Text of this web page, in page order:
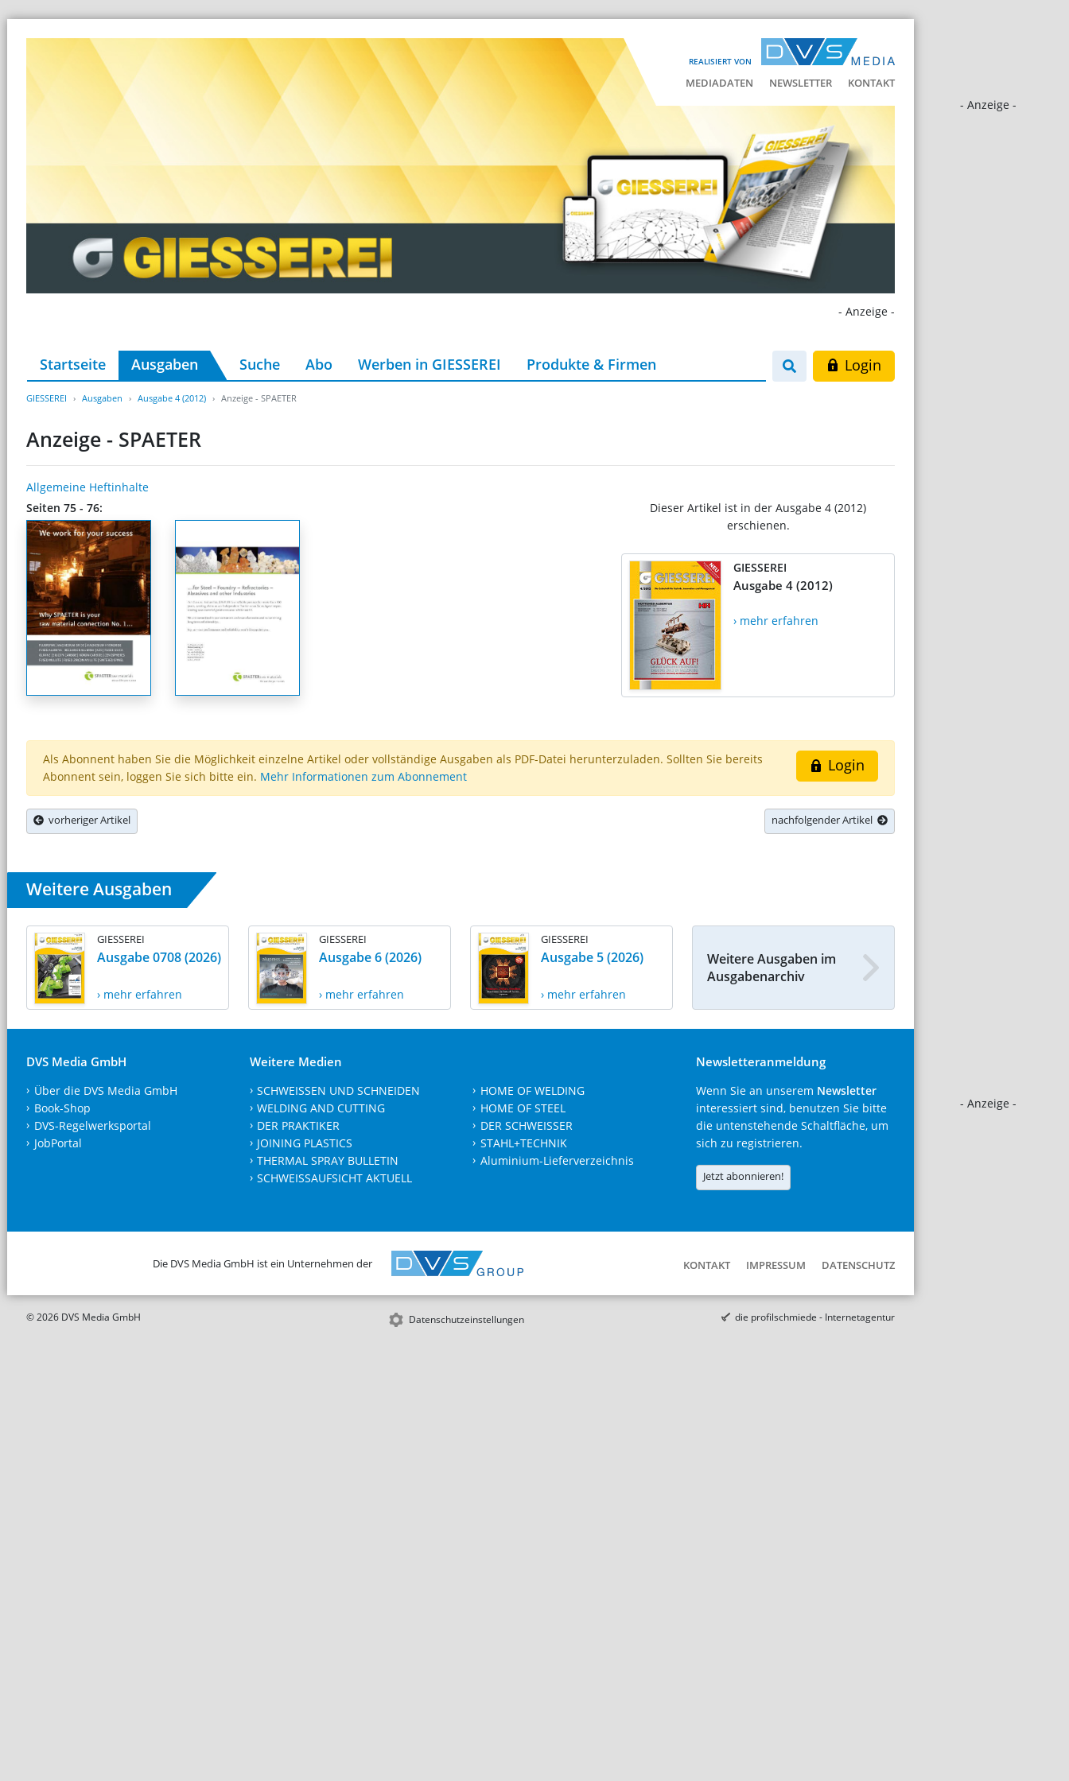
REALISIERT VON
MEDIADATEN NEWSLETTER KONTAKT
- Anzeige -
- Anzeige -
- Anzeige -
Startseite Ausgaben Suche Abo Werben in GIESSEREI Produkte & Firmen Login
GIESSEREI Ausgaben Ausgabe 4 (2012) Anzeige - SPAETER
Anzeige - SPAETER
Allgemeine Heftinhalte
Seiten 75 - 76:
Dieser Artikel ist in der Ausgabe 4 (2012)
erschienen.
GIESSEREI
Ausgabe 4 (2012)
› mehr erfahren
Login
Als Abonnent haben Sie die Möglichkeit einzelne Artikel oder vollständige Ausgaben als PDF-Datei herunterzuladen. Sollten Sie bereits
Abonnent sein, loggen Sie sich bitte ein. Mehr Informationen zum Abonnement
vorheriger Artikel nachfolgender Artikel
Weitere Ausgaben
GIESSEREI
Ausgabe 0708 (2026)
› mehr erfahren
GIESSEREI
Ausgabe 6 (2026)
› mehr erfahren
GIESSEREI
Ausgabe 5 (2026)
› mehr erfahren
Weitere Ausgaben im
Ausgabenarchiv
DVS Media GmbH
Über die DVS Media GmbH
Book-Shop
DVS-Regelwerksportal
JobPortal
Weitere Medien
SCHWEISSEN UND SCHNEIDEN
WELDING AND CUTTING
DER PRAKTIKER
JOINING PLASTICS
THERMAL SPRAY BULLETIN
SCHWEISSAUFSICHT AKTUELL
HOME OF WELDING
HOME OF STEEL
DER SCHWEISSER
STAHL+TECHNIK
Aluminium-Lieferverzeichnis
Newsletteranmeldung
Wenn Sie an unserem Newsletter
interessiert sind, benutzen Sie bitte
die untenstehende Schaltfläche, um
sich zu registrieren.
Jetzt abonnieren!
Die DVS Media GmbH ist ein Unternehmen der KONTAKT IMPRESSUM DATENSCHUTZ
© 2026 DVS Media GmbH Datenschutzeinstellungen die profilschmiede - Internetagentur